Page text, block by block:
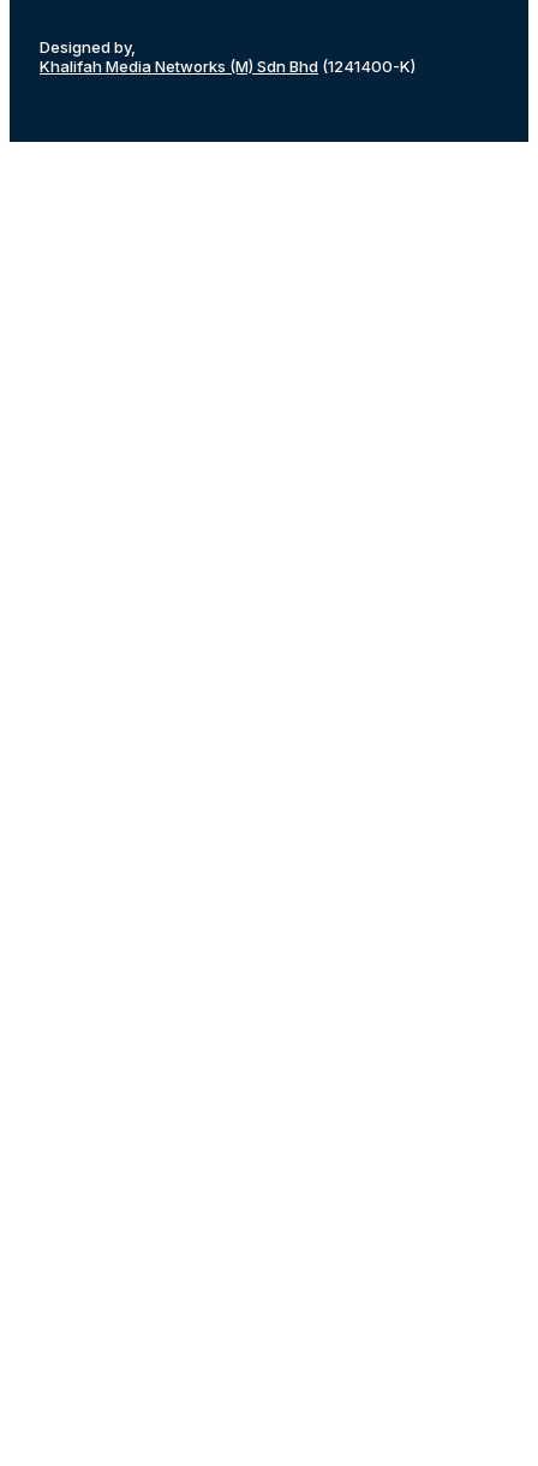
Designed by,
Khalifah Media Networks (M) Sdn Bhd (1241400-K)